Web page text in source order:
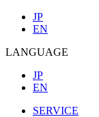
JP
EN
LANGUAGE
JP
EN
SERVICE